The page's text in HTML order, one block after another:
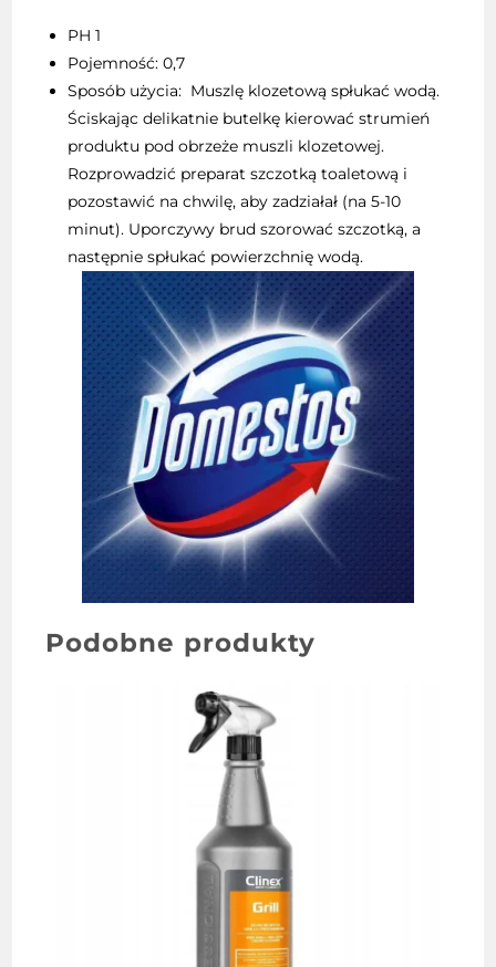
PH 1
Pojemność: 0,7
Sposób użycia: Muszlę klozetową spłukać wodą.
Ściskając delikatnie butelkę kierować strumień
produktu pod obrzeże muszli klozetowej.
Rozprowadzić preparat szczotką toaletową i
pozostawić na chwilę, aby zadziałał (na 5-10
minut). Uporczywy brud szorować szczotką, a
następnie spłukać powierzchnię wodą.
Podobne produkty